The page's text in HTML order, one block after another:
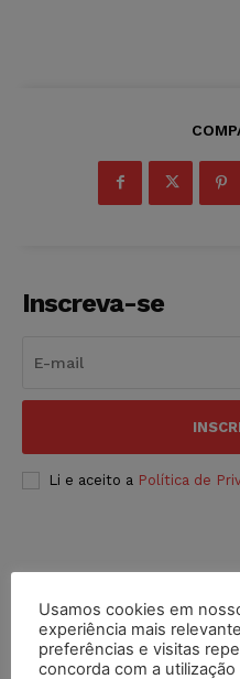
Inscreva-se
Li e aceito a Política de
Usamos cookies em
experiência mais
preferências e visitas
concorda com a